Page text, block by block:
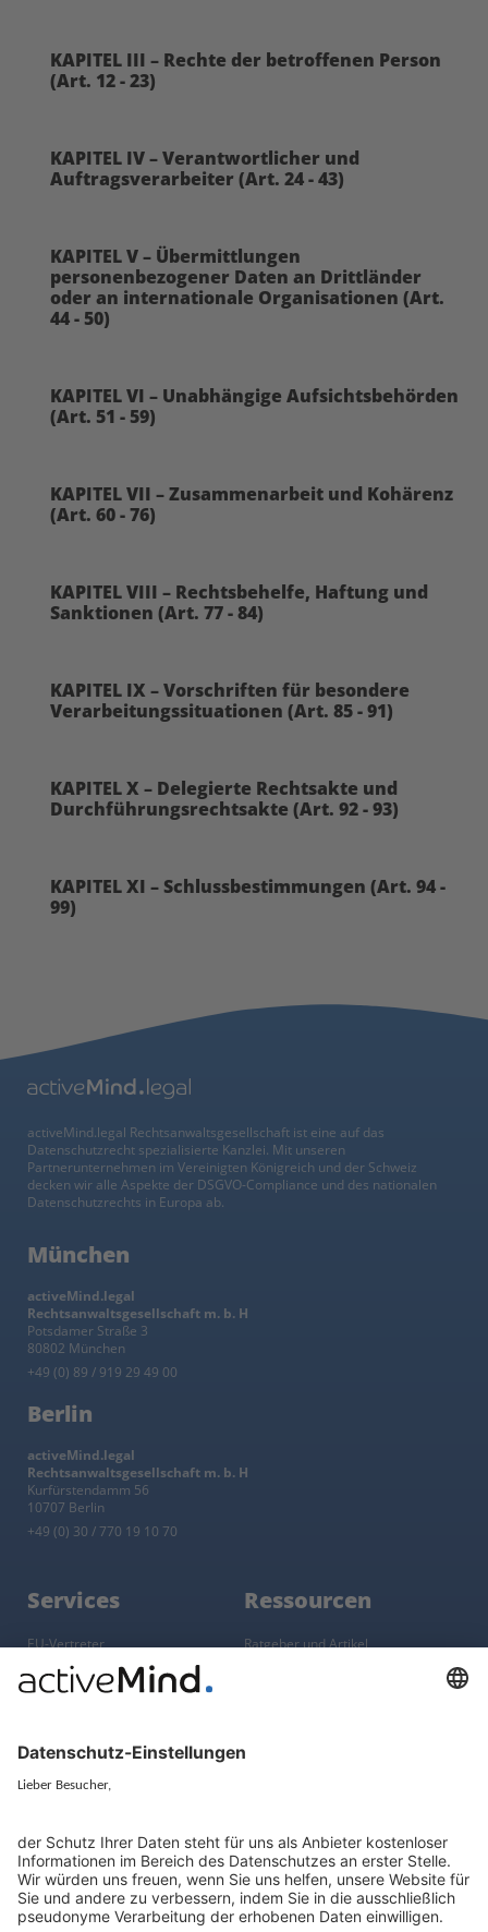
KAPITEL III – Rechte der betroffenen Person
(Art. 12 - 23)
KAPITEL IV – Verantwortlicher und
Auftragsverarbeiter (Art. 24 - 43)
KAPITEL V – Übermittlungen
personenbezogener Daten an Drittländer
oder an internationale Organisationen (Art.
44 - 50)
KAPITEL VI – Unabhängige Aufsichtsbehörden
(Art. 51 - 59)
KAPITEL VII – Zusammenarbeit und Kohärenz
(Art. 60 - 76)
KAPITEL VIII – Rechtsbehelfe, Haftung und
Sanktionen (Art. 77 - 84)
KAPITEL IX – Vorschriften für besondere
Verarbeitungssituationen (Art. 85 - 91)
KAPITEL X – Delegierte Rechtsakte und
Durchführungsrechtsakte (Art. 92 - 93)
KAPITEL XI – Schlussbestimmungen (Art. 94 -
99)
activeMind.legal Rechtsanwaltsgesellschaft ist eine auf das
Datenschutzrecht spezialisierte Kanzlei. Mit unseren
Partnerunternehmen im Vereinigten Königreich und der Schweiz
decken wir alle Aspekte der DSGVO-Compliance und des nationalen
Datenschutzrechts in Europa ab.
München
activeMind.legal
Rechtsanwaltsgesellschaft m. b. H
Potsdamer Straße 3
80802 München
+49 (0) 89 / 919 29 49 00
Berlin
activeMind.legal
Rechtsanwaltsgesellschaft m. b. H
Kurfürstendamm 56
10707 Berlin
+49 (0) 30 / 770 19 10 70
Services
EU-Vertreter
Konzern-Datenschutz
KI und Datenschutz
Whistleblowing-Ombudsperson
Ressourcen
Ratgeber und Artikel
Über
Über uns
Unsere Experten
Gruppe
activeMind AG (Deutschland)
activeMind.ch (Schweiz)